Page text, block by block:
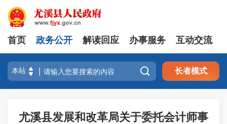
首页 政务公开 解读回应 办事服务 互动交流
 长者模式
尤溪县发展和改革局关于委托会计师事